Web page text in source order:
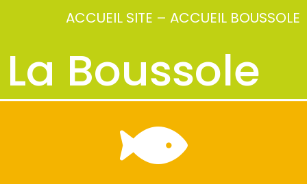
ACCUEIL SITE – ACCUEIL BOUSSOLE
La Boussole